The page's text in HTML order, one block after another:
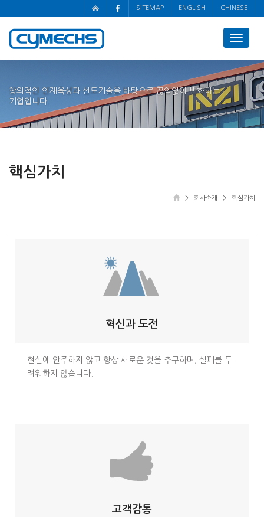
SITEMAP ENGLISH CHINESE
Toggle
창의적인 인재육성과 선도기술을 바탕으로 끊임없이 변화하는
기업입니다.
핵심가치
> 회사소개 > 핵심가치
혁신과 도전
현실에 안주하지 않고 항상 새로운 것을 추구하며, 실패를 두
려워하지 않습니다.
고객감동